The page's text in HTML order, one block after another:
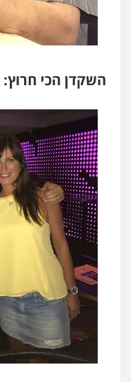
השקדן הכי חרוץ: